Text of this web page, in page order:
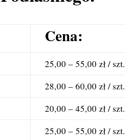
Cena:
25,00 – 55,00 zł / szt.
28,00 – 60,00 zł / szt.
20,00 – 45,00 zł / szt.
25,00 – 55,00 zł / szt.